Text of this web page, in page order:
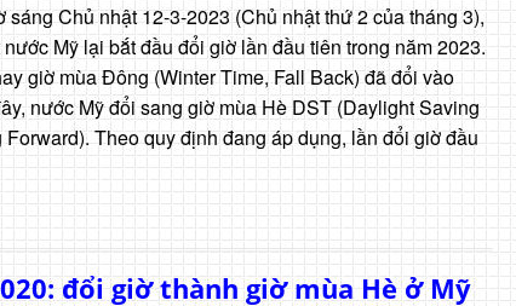
sáng Chủ nhật 12-3-2023 (Chủ nhật thứ 2 của tháng 3),
nước Mỹ lại bắt đầu đổi giờ lần đầu tiên trong năm 2023.
giờ mùa Đông (Winter Time, Fall Back) đã đổi vào
nước Mỹ đổi sang giờ mùa Hè DST (Daylight Saving
Theo quy định đang áp dụng, lần đổi giờ đầu
đổi giờ thành giờ mùa Hè ở Mỹ